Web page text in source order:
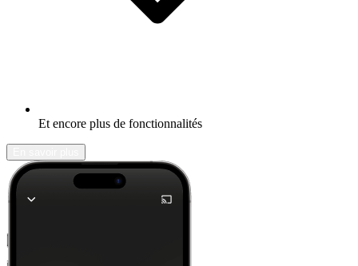
Et encore plus de fonctionnalités